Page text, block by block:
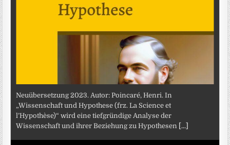
Neuübersetzung 2023. Autor: Poincaré, Henri. In
„Wissenschaft und Hypothese (frz. La Science et
l’Hypothèse)“ wird eine tiefgründige Analyse der
Wissenschaft und ihrer Beziehung zu Hypothesen [...]